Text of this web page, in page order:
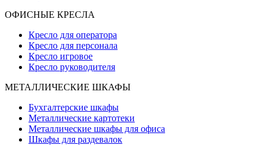
ОФИСНЫЕ КРЕСЛА
Кресло для оператора
Кресло для персонала
Кресло игровое
Кресло руководителя
МЕТАЛЛИЧЕСКИЕ ШКАФЫ
Бухгалтерские шкафы
Металлические картотеки
Металлические шкафы для офиса
Шкафы для раздевалок